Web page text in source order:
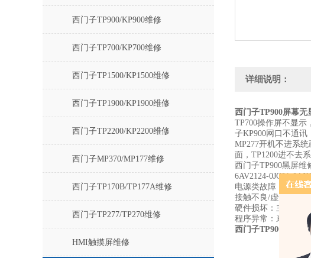
西门子TP900/KP900维修
西门子TP700/KP700维修
西门子TP1500/KP1500维修
西门子TP1900/KP1900维修
西门子TP2200/KP2200维修
西门子MP370/MP177维修
西门子TP170B/TP177A维修
西门子TP277/TP270维修
HMI触摸屏维修
详细说明：
西门子TP900屏幕无
TP700操作屏不显示
子KP900网口不通讯
MP277开机不进系
面，TP1200进不去
西门子TP900黑屏维
6AV2124-0JC01-
电源类故障：输入
接触不良/虚焊：主
硬件损坏：主板开
程序异常：系统临
西门子TP900屏幕无